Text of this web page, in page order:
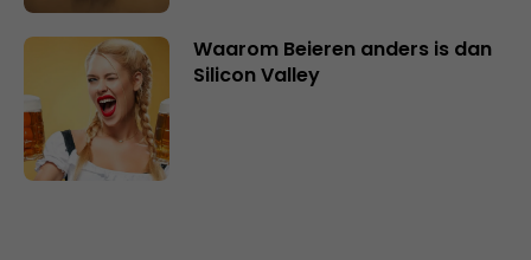
Waarom Beieren anders is dan
Silicon Valley